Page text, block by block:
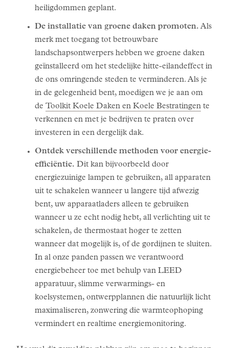
heiligdommen geplant.
De installatie van groene daken promoten. Als
merk met toegang tot betrouwbare
landschapsontwerpers hebben we groene daken
geïnstalleerd om het stedelijke hitte-eilandeffect in
de ons omringende steden te verminderen. Als je
in de gelegenheid bent, moedigen we je aan om
de Toolkit Koele Daken en Koele Bestratingen te
verkennen en met je bedrijven te praten over
investeren in een dergelijk dak.
Ontdek verschillende methoden voor energie-
efficiëntie. Dit kan bijvoorbeeld door
energiezuinige lampen te gebruiken, all apparaten
uit te schakelen wanneer u langere tijd afwezig
bent, uw apparaatladers alleen te gebruiken
wanneer u ze echt nodig hebt, all verlichting uit te
schakelen, de thermostaat hoger te zetten
wanneer dat mogelijk is, of de gordijnen te sluiten.
In al onze panden passen we verantwoord
energiebeheer toe met behulp van LEED
apparatuur, slimme verwarmings- en
koelsystemen, ontwerpplannen die natuurlijk licht
maximaliseren, zonwering die warmteophoping
vermindert en realtime energiemonitoring.